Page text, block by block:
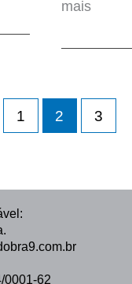
mais
1 2 3
0001-62